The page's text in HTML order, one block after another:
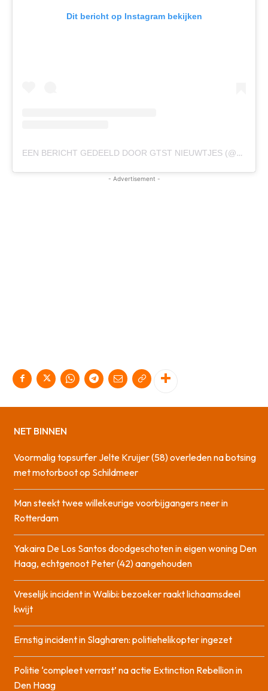
Dit bericht op Instagram bekijken
EEN BERICHT GEDEELD DOOR GTST NIEUWTJES (@GTST.NIEUWTJES)
- Advertisement -
NET BINNEN
Voormalig topsurfer Jelte Kruijer (58) overleden na botsing
met motorboot op Schildmeer
Man steekt twee willekeurige voorbijgangers neer in
Rotterdam
Yakaira De Los Santos doodgeschoten in eigen woning Den
Haag, echtgenoot Peter (42) aangehouden
Vreselijk incident in Walibi: bezoeker raakt lichaamsdeel
kwijt
Ernstig incident in Slagharen: politiehelikopter ingezet
Politie ‘compleet verrast’ na actie Extinction Rebellion in
Den Haag